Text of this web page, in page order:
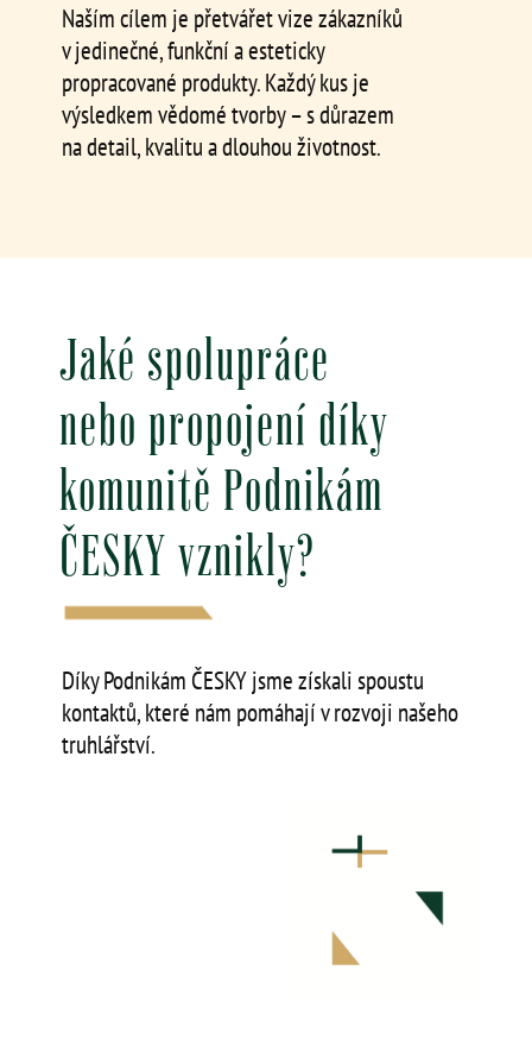
Naším cílem je přetvářet vize zákazníků
v jedinečné, funkční a esteticky
propracované produkty. Každý kus je
výsledkem vědomé tvorby – s důrazem
na detail, kvalitu a dlouhou životnost.
Jaké spolupráce
nebo propojení díky
komunitě Podnikám
ČESKY vznikly?
Díky Podnikám ČESKY jsme získali spoustu
kontaktů, které nám pomáhají v rozvoji našeho
truhlářství.